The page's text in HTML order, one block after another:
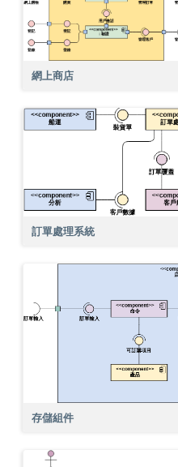
網上商店
訂單處理系統
存儲組件